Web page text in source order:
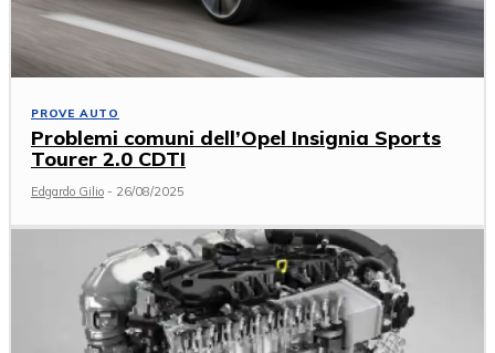
PROVE AUTO
Problemi comuni dell’Opel Insignia Sports
Tourer 2.0 CDTI
Edgardo Gilio - 26/08/2025